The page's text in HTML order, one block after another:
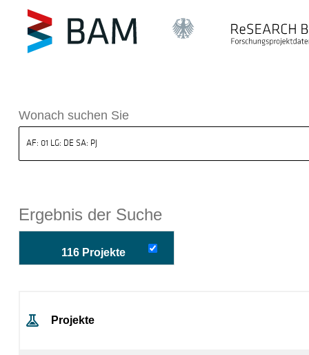
BAM
Wonach suchen Sie
Ergebnis der Suche
116 Projekte
Projekte